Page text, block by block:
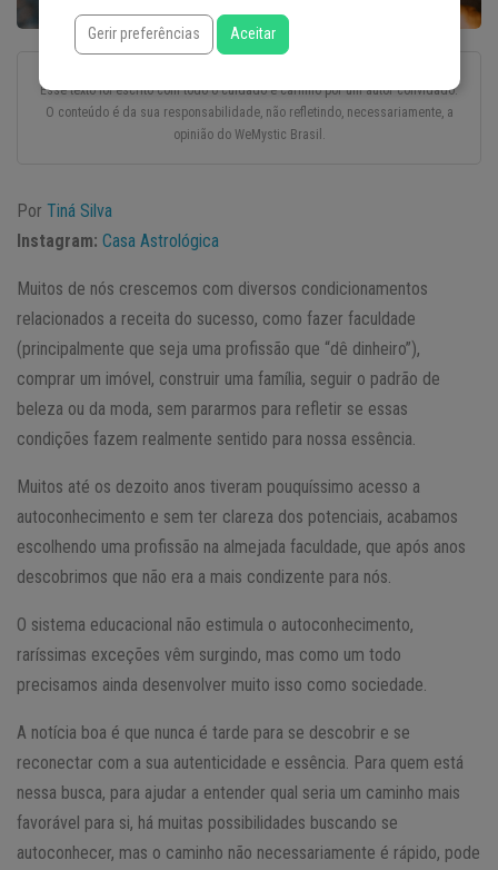
Esse texto foi escrito com todo o cuidado e carinho por um autor convidado.
O conteúdo é da sua responsabilidade, não refletindo, necessariamente, a
opinião do WeMystic Brasil.
Por Tiná Silva
Instagram: Casa Astrológica
Muitos de nós crescemos com diversos condicionamentos
relacionados a receita do sucesso, como fazer faculdade
(principalmente que seja uma profissão que “dê dinheiro”),
comprar um imóvel, construir uma família, seguir o padrão de
beleza ou da moda, sem pararmos para refletir se essas
condições fazem realmente sentido para nossa essência.
Muitos até os dezoito anos tiveram pouquíssimo acesso a
autoconhecimento e sem ter clareza dos potenciais, acabamos
escolhendo uma profissão na almejada faculdade, que após anos
descobrimos que não era a mais condizente para nós.
O sistema educacional não estimula o autoconhecimento,
raríssimas exceções vêm surgindo, mas como um todo
precisamos ainda desenvolver muito isso como sociedade.
A notícia boa é que nunca é tarde para se descobrir e se
reconectar com a sua autenticidade e essência. Para quem está
nessa busca, para ajudar a entender qual seria um caminho mais
favorável para si, há muitas possibilidades buscando se
autoconhecer, mas o caminho não necessariamente é rápido, pode
Gerir preferências Aceitar